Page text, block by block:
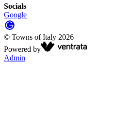
Socials
Google
© Towns of Italy 2026
Powered by
Admin